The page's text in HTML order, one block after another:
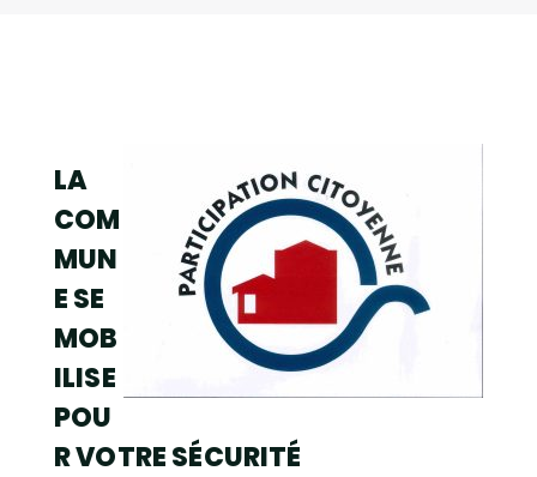
LA
COM
MUN
E SE
MOB
ILISE
POU
R VOTRE SÉCURITÉ